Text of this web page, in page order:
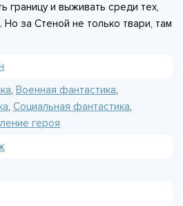
границу и выживать среди тех,
Но за Стеной не только твари, там
И они явно не
, Военная фантастика,
, Социальная фантастика,
героя